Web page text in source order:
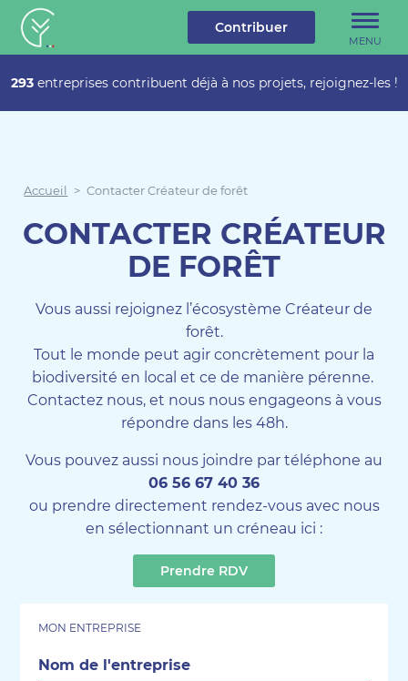
Créateur de forêt
MENU
Contribuer
293entreprises contribuent déjà à nos projets, rejoignez-les !
Accueil > Contacter Créateur de forêt
CONTACTER CRÉATEUR
DE FORÊT
Vous aussi rejoignez l’écosystème Créateur de
forêt.
Tout le monde peut agir concrètement pour la
biodiversité en local et ce de manière pérenne.
Contactez nous, et nous nous engageons à vous
répondre dans les 48h.
Vous pouvez aussi nous joindre par téléphone au
06 56 67 40 36
ou prendre directement rendez-vous avec nous
en sélectionnant un créneau ici :
Prendre RDV
MON ENTREPRISE
Nom de l'entreprise